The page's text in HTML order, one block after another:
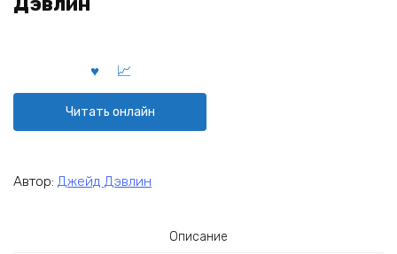
Читать онлайн
Автор: Джейд Дэвлин
Описание